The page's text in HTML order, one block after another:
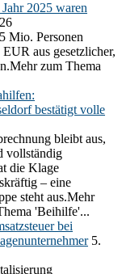
2025 waren
Mio. Personen
aus gesetzlicher,
zum Thema
bestätigt volle
bleibt aus,
vollständig
die Klage
– eine
steht aus.Mehr
'Beihilfe'...
bei
5.